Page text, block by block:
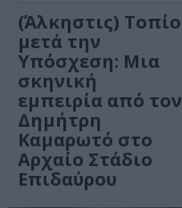
(Άλκηστις) Τοπίο
μετά την
Υπόσχεση: Μια
σκηνική
εμπειρία από τον
Δημήτρη
Καμαρωτό στο
Αρχαίο Στάδιο
Επιδαύρου